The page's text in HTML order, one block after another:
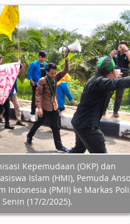
Kepemudaan (OKP) dan
Islam (HMI), Pemuda
Indonesia (PMII) ke Markas
(17/2/2025).